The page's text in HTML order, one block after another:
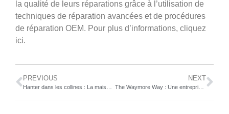
la qualité de leurs réparations grâce à l’utilisation de
techniques de réparation avancées et de procédures
de réparation OEM. Pour plus d’informations, cliquez
ici.
PREVIOUS
Hanter dans les collines : La maison hantée annuelle de l’entreprise de réparation est secourue par les pompiers locaux
NEXT
The Waymore Way : Une entreprise de recyclage d’automobiles de l’Alberta en nomination pour le prix local ” Entreprise de l’année